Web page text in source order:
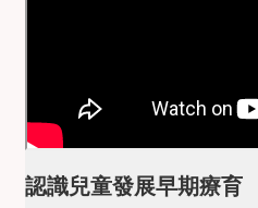
認識兒童發展早期療育